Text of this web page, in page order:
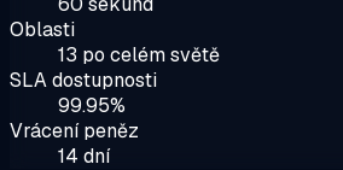
Oblasti
13 po celém světě
SLA dostupnosti
99.95%
Vrácení peněz
14 dní